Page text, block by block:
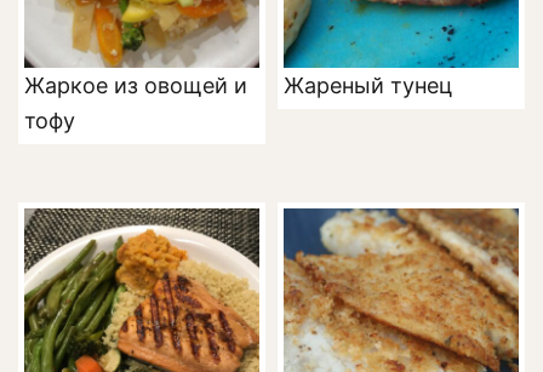
Жаркое из овощей и
тофу
Жареный тунец